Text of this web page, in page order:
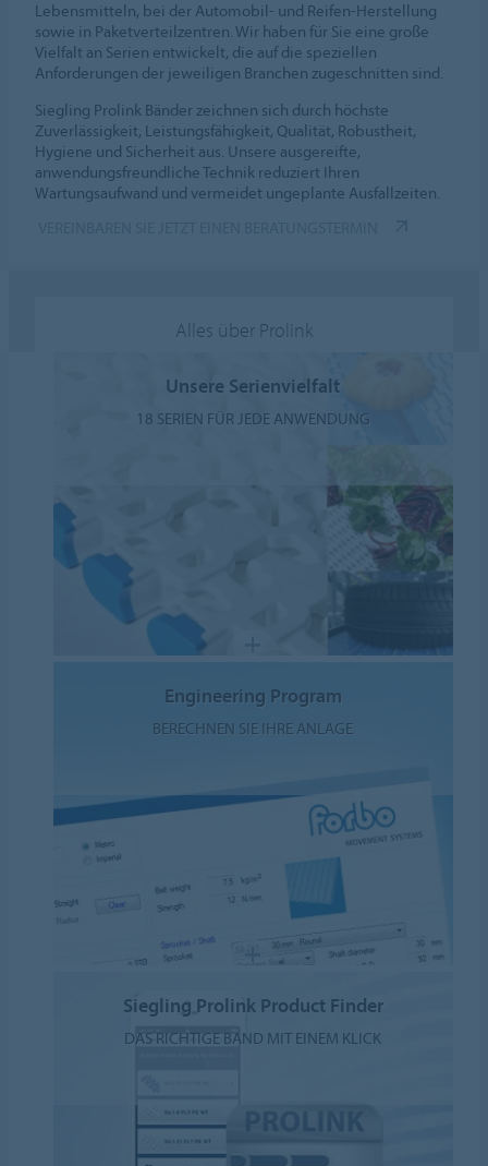
Lebensmitteln, bei der Automobil- und Reifen-Herstellung
sowie in Paketverteilzentren. Wir haben für Sie eine große
Vielfalt an Serien entwickelt, die auf die speziellen
Anforderungen der jeweiligen Branchen zugeschnitten sind.
Siegling Prolink Bänder zeichnen sich durch höchste
Zuverlässigkeit, Leistungsfähigkeit, Qualität, Robustheit,
Hygiene und Sicherheit aus. Unsere ausgereifte,
anwendungsfreundliche Technik reduziert Ihren
Wartungsaufwand und vermeidet ungeplante Ausfallzeiten.
Alles über Prolink
Unsere Serienvielfalt
18 SERIEN FÜR JEDE ANWENDUNG
Engineering Program
BERECHNEN SIE IHRE ANLAGE
Siegling Prolink Product Finder
DAS RICHTIGE BAND MIT EINEM KLICK